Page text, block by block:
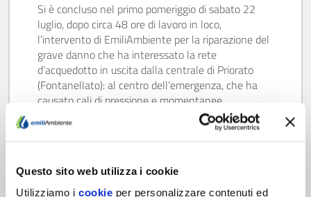
Questo sito web utilizza i cookie
Utilizziamo i cookie per personalizzare contenuti ed
Si è concluso nel primo pomeriggio di sabato 22
luglio, dopo circa 48 ore di lavoro in loco,
l’intervento di EmiliAmbiente per la riparazione del
grave danno che ha interessato la rete
d’acquedotto in uscita dalla centrale di Priorato
(Fontanellato): al centro dell’emergenza, che ha
causato cali di pressione e momentanee
sospensioni del servizio nei…